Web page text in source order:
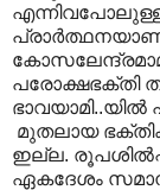
പ്രാർത്ഥനയാണ്.
പരോക്ഷഭക്തി
ഭാവയാമി..യിൽ
മുതലായ
ഇല്ല.
ഏകദേശം